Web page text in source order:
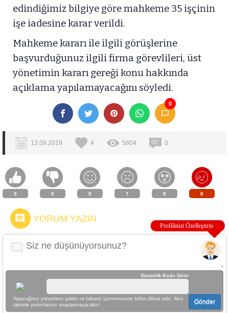
edindiğimiz bilgiye göre mahkeme 35 işçinin
işe iadesine karar verildi.
Mahkeme kararı ile ilgili görüşlerine
başvurduğunuz ilgili firma görevlileri, üst
yönetimin kararı gereği konu hakkında
açıklama yapılamayacağını söyledi.
0
13.09.2019 4 5804 0
3 0 0 1 0 0
YORUM YAZIN
Güvenlik Kodu Girin
Yapacağınız yorumların şiddet ve hakaret içermemesine lütfen dikkat edin. Aksi
taktirde yorumlarınız onaylanmayacaktır.
Gönder